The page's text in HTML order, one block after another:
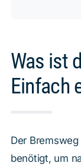
Was ist
Einfach
Der
benötigt, um